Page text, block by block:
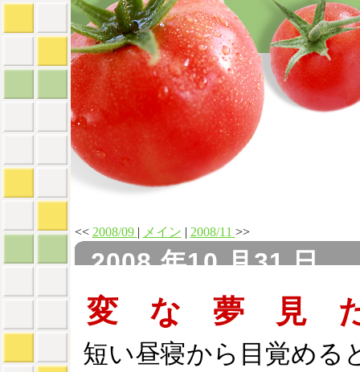
<< 2008/09 | メイン | 2008/11 >>
2008 年10 月31 日
変 な 夢 見
短い昼寝から目覚める